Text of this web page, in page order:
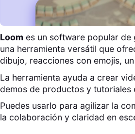
Loom es un software popular de
una herramienta versátil que
dibujo, reacciones con emojis,
La herramienta ayuda a crear
demos de productos y tutoriales
Puedes usarlo para agilizar la
la colaboración y claridad en